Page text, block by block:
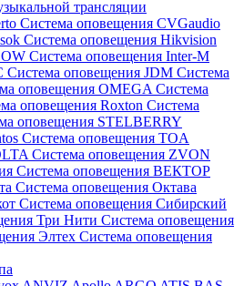
трансляции
Система оповещения CVGaudio
Система оповещения Hikvision
Система оповещения Inter-M
Система оповещения JDM Система
оповещения OMEGA Система
оповещения Roxton Система
оповещения STELBERRY
Система оповещения TOA
Система оповещения ZVON
Система оповещения ВЕКТОР
Система оповещения Октава
Система оповещения Сибирский
Три Нити Система оповещения
Элтех Система оповещения